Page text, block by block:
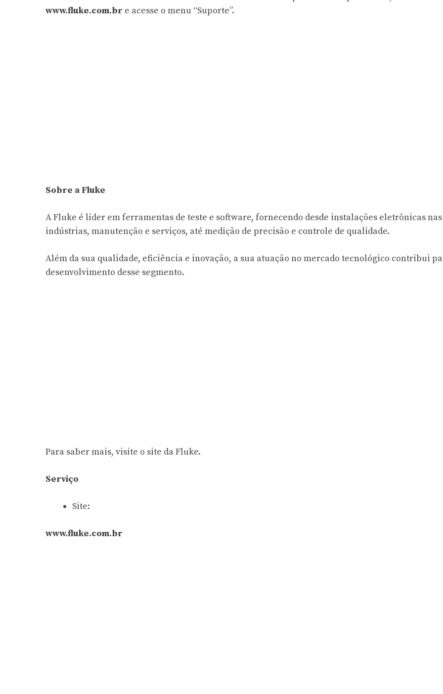
www.fluke.com.br e acesse o menu “Suporte”.
Sobre a Fluke
A Fluke é líder em ferramentas de teste e software, fornecendo desde instalações eletrônicas nas
indústrias, manutenção e serviços, até medição de precisão e controle de qualidade.
Além da sua qualidade, eficiência e inovação, a sua atuação no mercado tecnológico contribui
desenvolvimento desse segmento.
Para saber mais, visite o site da Fluke.
Serviço
Site:
www.fluke.com.br